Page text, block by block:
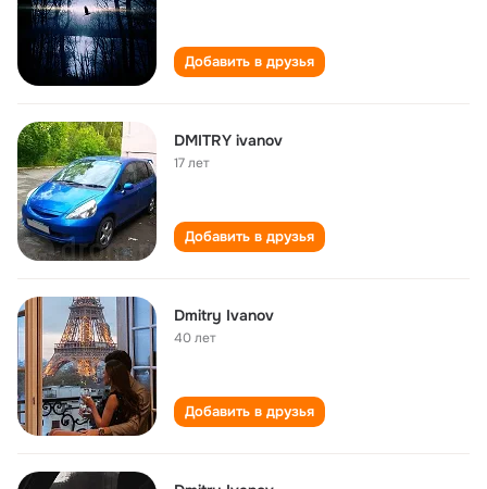
Добавить в друзья
DMITRY ivanov
17 лет
Добавить в друзья
Dmitry Ivanov
40 лет
Добавить в друзья